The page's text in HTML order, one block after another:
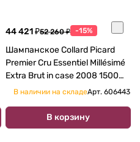
44 421 ₽52 260 ₽ -15%
Шампанское Collard Picard
Premier Cru Essentiel Millésimé
Extra Brut in case 2008 1500
млВ наличии на складеАрт. 606443
В корзину